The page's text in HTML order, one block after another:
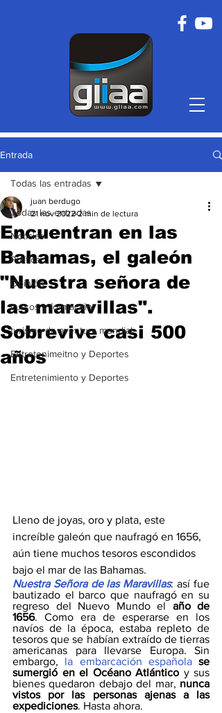
Entrada
Todas las entradas
Noticias
Política
Opinión
cursos y formación
turismo de aventura mundial
Entretenimeitno y Deportes
Entretenimiento y Deportes
Todas las entradas
Encuentran en las
Bahamas, el galeón
"Nuestra señora de
las maravillas".
Sobrevive casi 500
años
juan berdugo
21 nov 2022 2 min de lectura
Lleno de joyas, oro y plata, este
increíble galeón que naufragó en 1656,
aún tiene muchos tesoros escondidos
bajo el mar de las Bahamas.
Nuestra Señora de las Maravillas: así fue
bautizado el barco que naufragó en su
regreso del Nuevo Mundo el año de
1656. Como era de esperarse en los
navíos de la época, estaba repleto de
tesoros que se habían extraído de tierras
americanas para llevarse Europa. Sin
embargo, la embarcación española se
sumergió en el Océano Atlántico y sus
bienes quedaron debajo del mar, nunca
vistos por las personas ajenas a las
expediciones. Hasta ahora.